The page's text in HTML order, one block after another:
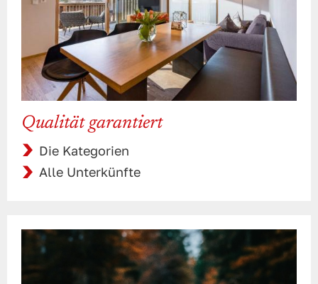
Qualität garantiert
Die Kategorien
Alle Unterkünfte